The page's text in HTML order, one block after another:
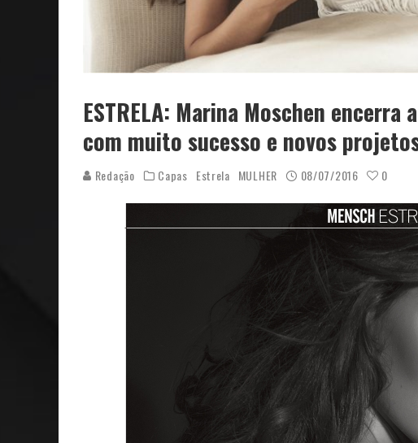
ESTRELA: Marina Moschen encerra
com muito sucesso e novos
Redação Capas Estrela MULHER 08/07/2016 0